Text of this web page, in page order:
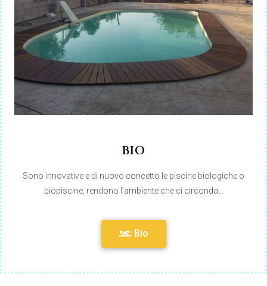
BIO
Sono innovative e di nuovo concetto le piscine biologiche o
biopiscine, rendono l’ambiente che ci circonda…
Bio